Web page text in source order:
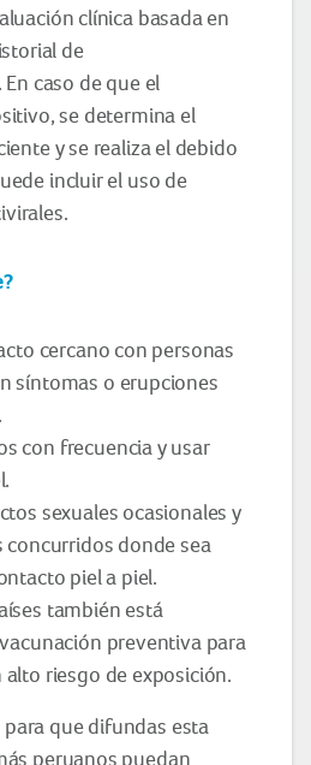
clínica basada en
de
caso de que el
se determina el
y se realiza el debido
incluir el uso de
cercano con personas
síntomas o erupciones
con frecuencia y usar
sexuales ocasionales y
concurridos donde sea
piel a piel.
también está
preventiva para
alto riesgo de exposición.
que difundas esta
peruanos puedan